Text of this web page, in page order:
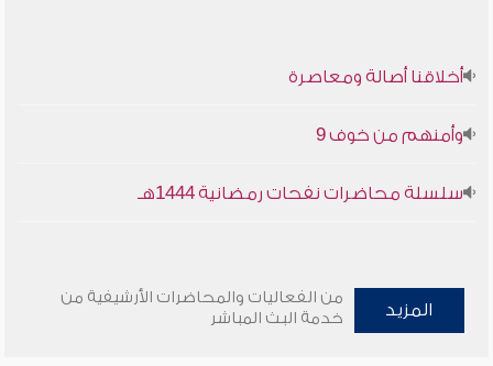
أخلاقنا أصالة ومعاصرة
وأمنهم من خوف 9
سلسلة محاضرات نفحات رمضانية 1444هـ
المزيد
من الفعاليات والمحاضرات الأرشيفية من
خدمة البث المباشر